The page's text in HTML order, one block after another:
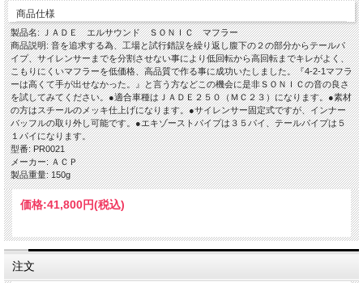
商品仕様
製品名: ＪＡＤＥ エルサウンド ＳＯＮＩＣ マフラー
商品説明: 音を追求する為、工場と試行錯誤を繰り返し腹下の２の部分からテールパ
イプ、サイレンサーまでを分割させない事により低回転から高回転までキレがよく、
こもりにくいマフラーを低価格、高品質で作る事に成功いたしました。『4-2-1マフラ
ーは高くて手が出せなかった。』と言う方などこの機会に是非ＳＯＮＩＣの音の良さ
を試してみてください。●適合車種はＪＡＤＥ２５０（ＭＣ２３）になります。●素材
の方はスチールのメッキ仕上げになります。●サイレンサー固定式ですが、インナー
バッフルの取り外し可能です。●エキゾーストパイプは３５パイ、テールパイプは５
１パイになります。
型番: PR0021
メーカー: ＡＣＰ
製品重量: 150g
価格:41,800円(税込)
注文